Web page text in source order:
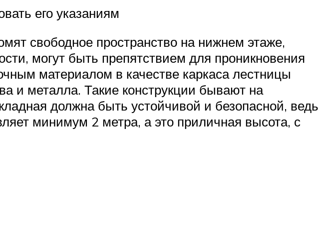
его указаниям
свободное пространство на нижнем этаже,
могут быть препятствием для проникновения
материалом в качестве каркаса лестницы
и металла. Такие конструкции бывают на
должна быть устойчивой и безопасной, ведь
минимум 2 метра, а это приличная высота, с